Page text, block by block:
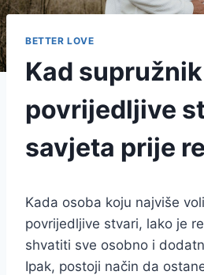
BETTER LOVE
Kad
povrijedljive
savjeta prije
Kada osoba koju najviše
povrijedljive stvari, lako je
shvatiti sve osobno i
Ipak, postoji način da